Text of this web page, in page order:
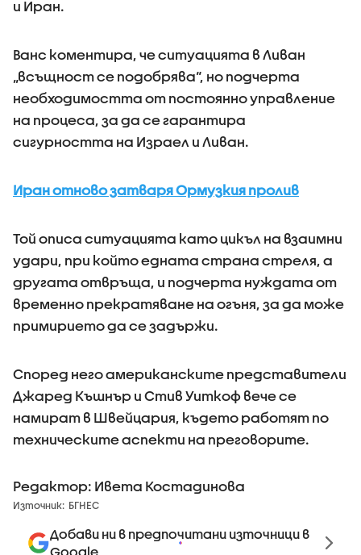
и Иран.
Ванс коментира, че ситуацията в Ливан
„всъщност се подобрява“, но подчерта
необходимостта от постоянно управление
на процеса, за да се гарантира
сигурността на Израел и Ливан.
Иран отново затваря Ормузкия пролив
Той описа ситуацията като цикъл на взаимни
удари, при който едната страна стреля, а
другата отвръща, и подчерта нуждата от
временно прекратяване на огъня, за да може
примирието да се задържи.
Според него американските представители
Джаред Къшнър и Стив Уиткоф вече се
намират в Швейцария, където работят по
техническите аспекти на преговорите.
Редактор: Ивета Костадинова
Източник: БГНЕС
Добави ни в предпочитани източници в
Google